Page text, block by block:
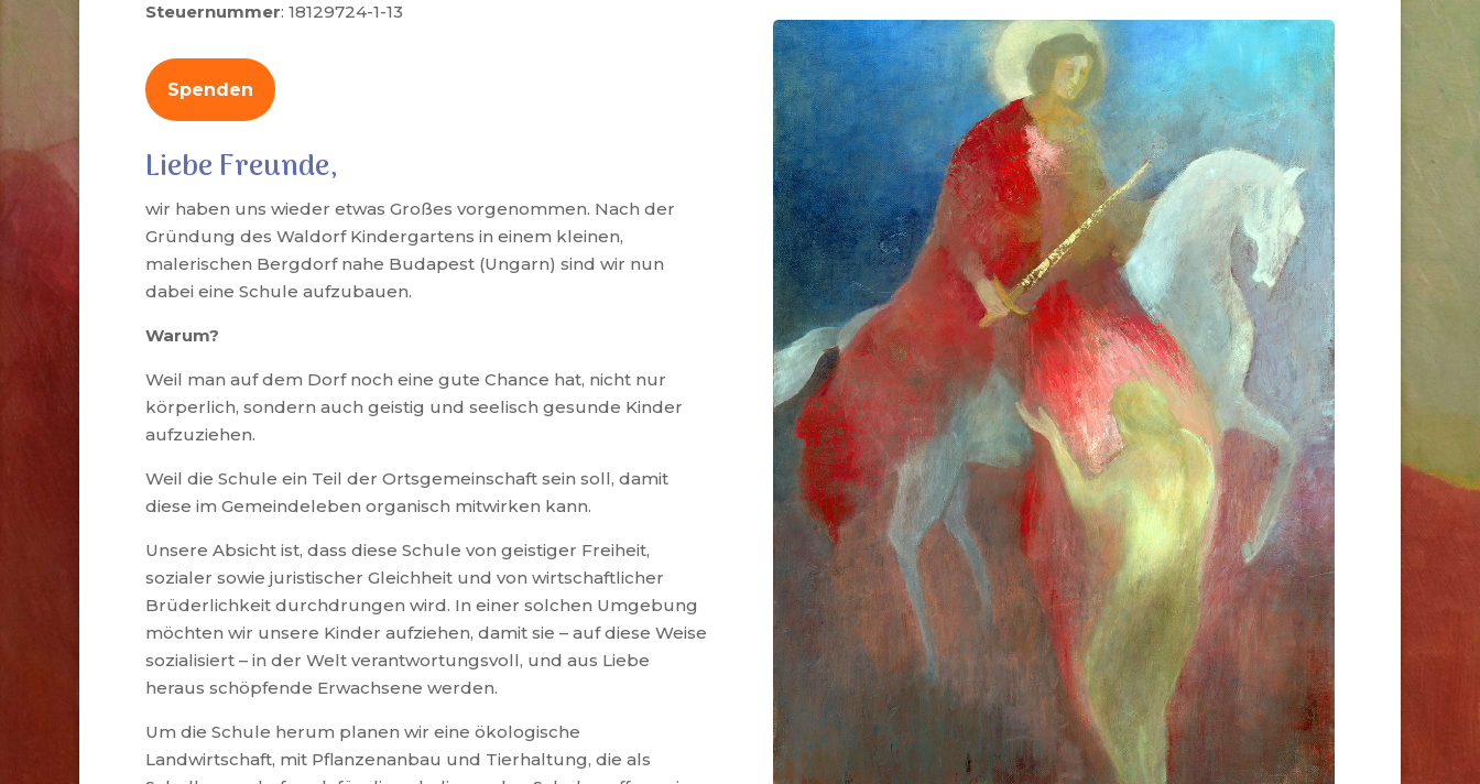
Steuernummer: 18129724-1-13
Spenden
Liebe Freunde,
wir haben uns wieder etwas Großes vorgenommen. Nach der
Gründung des Waldorf Kindergartens in einem kleinen,
malerischen Bergdorf nahe Budapest (Ungarn) sind wir nun
dabei eine Schule aufzubauen.
Warum?
Weil man auf dem Dorf noch eine gute Chance hat, nicht nur
körperlich, sondern auch geistig und seelisch gesunde Kinder
aufzuziehen.
Weil die Schule ein Teil der Ortsgemeinschaft sein soll, damit
diese im Gemeindeleben organisch mitwirken kann.
Unsere Absicht ist, dass diese Schule von geistiger Freiheit,
sozialer sowie juristischer Gleichheit und von wirtschaftlicher
Brüderlichkeit durchdrungen wird. In einer solchen Umgebung
möchten wir unsere Kinder aufziehen, damit sie – auf diese Weise
sozialisiert – in der Welt verantwortungsvoll, und aus Liebe
heraus schöpfende Erwachsene werden.
Um die Schule herum planen wir eine ökologische
Landwirtschaft, mit Pflanzenanbau und Tierhaltung, die als